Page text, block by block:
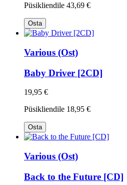
Püsikliendile 43,69 €
Osta
Various (Ost)
Baby Driver [2CD]
19,95 €
Püsikliendile 18,95 €
Osta
Various (Ost)
Back to the Future [CD]